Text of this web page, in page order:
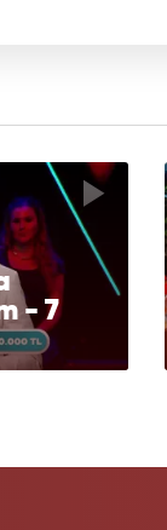
- 7